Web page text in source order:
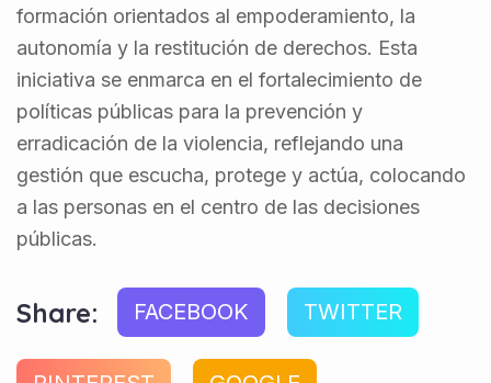
formación orientados al empoderamiento, la
autonomía y la restitución de derechos. Esta
iniciativa se enmarca en el fortalecimiento de
políticas públicas para la prevención y
erradicación de la violencia, reflejando una
gestión que escucha, protege y actúa, colocando
a las personas en el centro de las decisiones
públicas.
Share: FACEBOOK TWITTER